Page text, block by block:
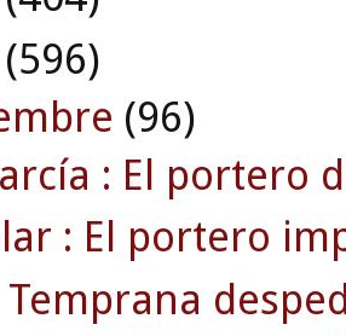
(596)
(96)
: El portero
: El portero
Temprana